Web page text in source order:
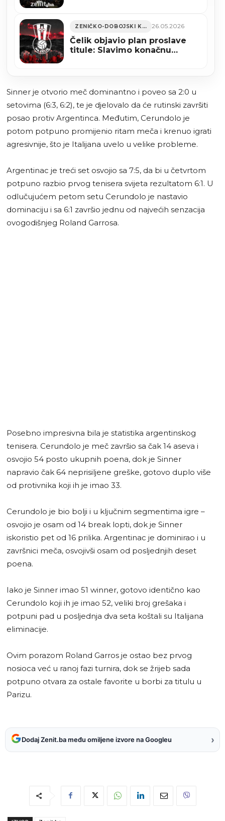
ZENIČKO-DOBOJSKI KANTON 26.05.2026
Čelik objavio plan proslave
titule: Slavimo konačnu
Sinner je otvorio meč dominantno i poveo sa 2:0 u
setovima (6:3, 6:2), te je djelovalo da će rutinski završiti
posao protiv Argentinca. Međutim, Cerundolo je
potom potpuno promijenio ritam meča i krenuo igrati
agresivnije, što je Italijana uvelo u velike probleme.
Argentinac je treći set osvojio sa 7:5, da bi u četvrtom
potpuno razbio prvog tenisera svijeta rezultatom 6:1. U
odlučujućem petom setu Cerundolo je nastavio
dominaciju i sa 6:1 završio jednu od najvećih senzacija
ovogodišnjeg Roland Garrosa.
Posebno impresivna bila je statistika argentinskog
tenisera. Cerundolo je meč završio sa čak 14 aseva i
osvojio 54 posto ukupnih poena, dok je Sinner
napravio čak 64 neprisiljene greške, gotovo duplo više
od protivnika koji ih je imao 33.
Cerundolo je bio bolji i u ključnim segmentima igre –
osvojio je osam od 14 break lopti, dok je Sinner
iskoristio pet od 16 prilika. Argentinac je dominirao i u
završnici meča, osvojivši osam od posljednjih deset
poena.
Iako je Sinner imao 51 winner, gotovo identično kao
Cerundolo koji ih je imao 52, veliki broj grešaka i
potpuni pad u posljednja dva seta koštali su Italijana
eliminacije.
Ovim porazom Roland Garros je ostao bez prvog
nosioca već u ranoj fazi turnira, dok se žrijeb sada
potpuno otvara za ostale favorite u borbi za titulu u
Parizu.
Dodaj Zenit.ba među omiljene izvore na Googleu ›